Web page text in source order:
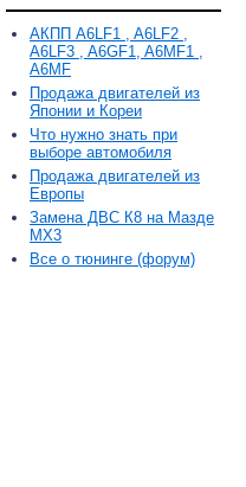
АКПП A6LF1 , A6LF2 ,
A6LF3 , A6GF1, A6MF1 ,
A6MF
Продажа двигателей из
Японии и Кореи
Что нужно знать при
выборе автомобиля
Продажа двигателей из
Европы
Замена ДВС К8 на Мазде
MX3
Все о тюнинге (форум)